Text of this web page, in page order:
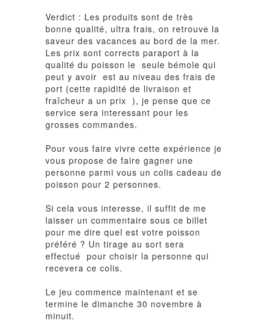
Verdict : Les produits sont de très
bonne qualité, ultra frais, on retrouve la
saveur des vacances au bord de la mer.
Les prix sont corrects paraport à la
qualité du poisson le seule bémole qui
peut y avoir est au niveau des frais de
port (cette rapidité de livraison et
fraîcheur a un prix ), je pense que ce
service sera interessant pour les
grosses commandes.
Pour vous faire vivre cette expérience je
vous propose de faire gagner une
personne parmi vous uncolis cadeau de
poisson pour 2 personnes.
Si cela vous interesse, il suffit de me
laisser un commentaire sous ce billet
pour me dire quel est votre poisson
préféré ? Un tirage au sort sera
effectué pour choisir la personne qui
recevera ce colis.
Le jeu commence maintenant et se
termine le dimanche 30 novembre à
minuit.